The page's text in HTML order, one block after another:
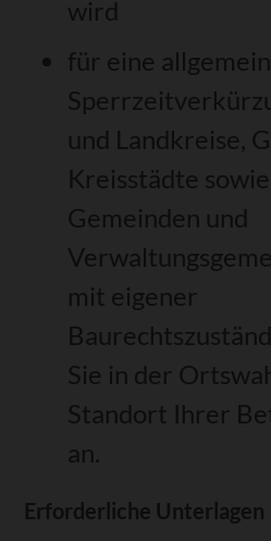
wird
für eine
und Landkreise,
Kreisstädte
Gemeinden und
mit eigener
Sie in der
Standort Ihrer
an.
Erforderliche Unterlagen